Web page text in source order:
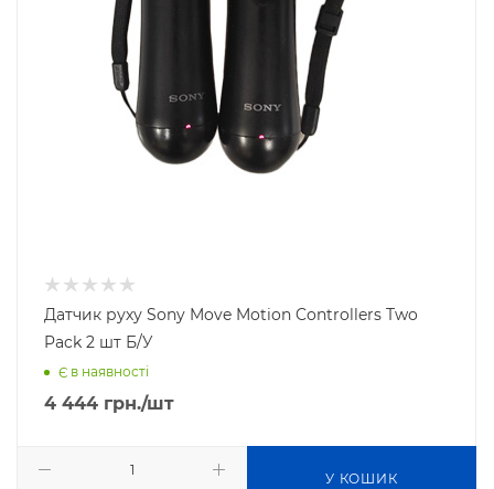
Датчик руху Sony Move Motion Controllers Two
Pack 2 шт Б/У
Є в наявності
4 444 грн./шт
У КОШИК